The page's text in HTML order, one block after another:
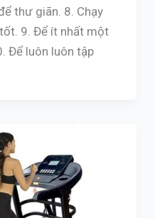
thư giãn. 8. Chạy
9. Để ít nhất một
Để luôn luôn tập